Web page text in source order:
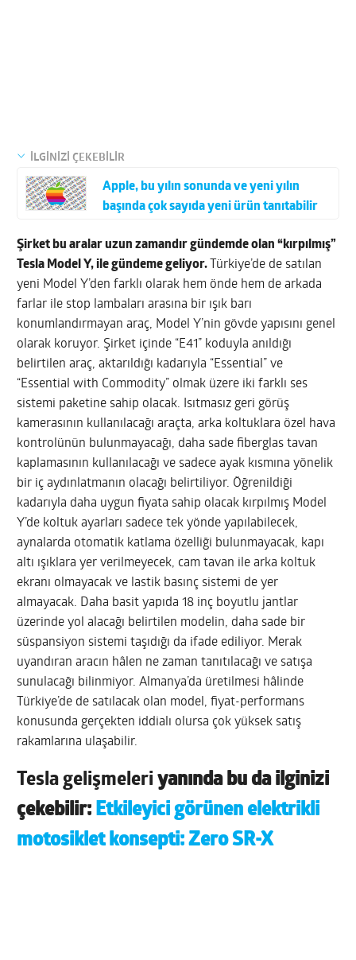
İLGİNİZİ ÇEKEBİLİR
Apple, bu yılın sonunda ve yeni yılın
başında çok sayıda yeni ürün tanıtabilir
Şirket bu aralar uzun zamandır gündemde olan “kırpılmış”
Tesla Model Y, ile gündeme geliyor.
Türkiye’de de satılan
yeni Model Y’den farklı olarak hem önde hem de arkada
farlar ile stop lambaları arasına bir ışık barı
konumlandırmayan araç, Model Y’nin gövde yapısını genel
olarak koruyor. Şirket içinde “E41” koduyla anıldığı
belirtilen araç, aktarıldığı kadarıyla “Essential” ve
“Essential with Commodity” olmak üzere iki farklı ses
sistemi paketine sahip olacak. Isıtmasız geri görüş
kamerasının kullanılacağı araçta, arka koltuklara özel hava
kontrolünün bulunmayacağı, daha sade fiberglas tavan
kaplamasının kullanılacağı ve sadece ayak kısmına yönelik
bir iç aydınlatmanın olacağı belirtiliyor. Öğrenildiği
kadarıyla daha uygun fiyata sahip olacak kırpılmış Model
Y’de koltuk ayarları sadece tek yönde yapılabilecek,
aynalarda otomatik katlama özelliği bulunmayacak, kapı
altı ışıklara yer verilmeyecek, cam tavan ile arka koltuk
ekranı olmayacak ve lastik basınç sistemi de yer
almayacak. Daha basit yapıda 18 inç boyutlu jantlar
üzerinde yol alacağı belirtilen modelin, daha sade bir
süspansiyon sistemi taşıdığı da ifade ediliyor. Merak
uyandıran aracın hâlen ne zaman tanıtılacağı ve satışa
sunulacağı bilinmiyor. Almanya’da üretilmesi hâlinde
Türkiye’de de satılacak olan model, fiyat-performans
konusunda gerçekten iddialı olursa çok yüksek satış
rakamlarına ulaşabilir.
Tesla gelişmeleriyanında bu da ilginizi
çekebilir: Etkileyici görünen elektrikli
motosiklet konsepti: Zero SR-X